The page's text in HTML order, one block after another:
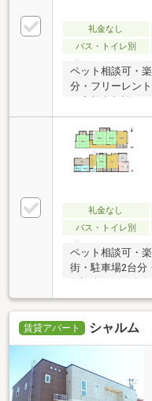
礼金なし
バス・トイレ別
ペット相談可・
分・フリーレン
・高齢者相談
礼金なし
バス・トイレ別
ペット相談可・
街・駐車場2台分
賃貸アパート シャルム